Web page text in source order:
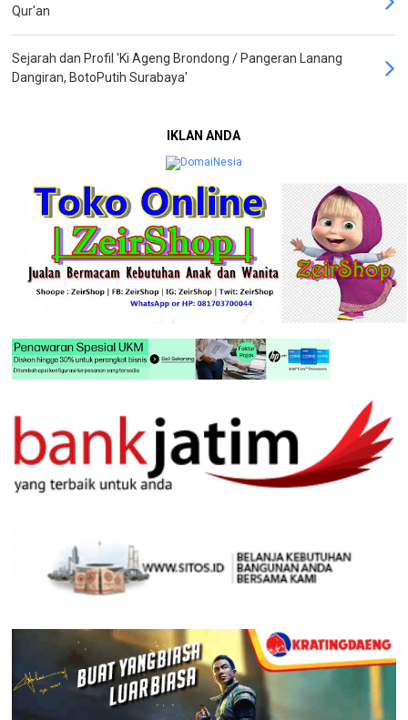
Qur'an
Sejarah dan Profil 'Ki Ageng Brondong / Pangeran Lanang
Dangiran, BotoPutih Surabaya'
IKLAN ANDA